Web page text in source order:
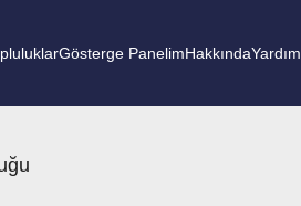
Gösterge PanelimHakkındaYardım